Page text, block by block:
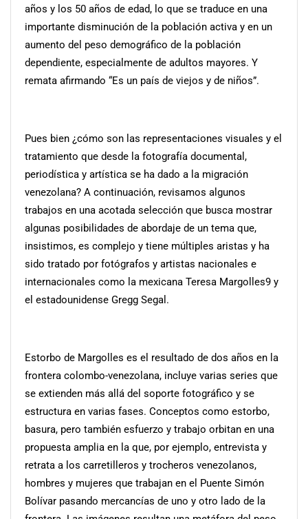
años y los 50 años de edad, lo que se traduce en una
importante disminución de la población activa y en un
aumento del peso demográfico de la población
dependiente, especialmente de adultos mayores. Y
remata afirmando “Es un país de viejos y de niños”.
Pues bien ¿cómo son las representaciones visuales y el
tratamiento que desde la fotografía documental,
periodística y artística se ha dado a la migración
venezolana? A continuación, revisamos algunos
trabajos en una acotada selección que busca mostrar
algunas posibilidades de abordaje de un tema que,
insistimos, es complejo y tiene múltiples aristas y ha
sido tratado por fotógrafos y artistas nacionales e
internacionales como la mexicana Teresa Margolles9 y
el estadounidense Gregg Segal.
Estorbo de Margolles es el resultado de dos años en la
frontera colombo-venezolana, incluye varias series que
se extienden más allá del soporte fotográfico y se
estructura en varias fases. Conceptos como estorbo,
basura, pero también esfuerzo y trabajo orbitan en una
propuesta amplia en la que, por ejemplo, entrevista y
retrata a los carretilleros y trocheros venezolanos,
hombres y mujeres que trabajan en el Puente Simón
Bolívar pasando mercancías de uno y otro lado de la